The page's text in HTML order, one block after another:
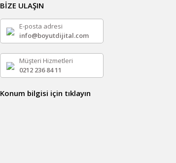
BİZE ULAŞIN
E-posta adresi
info@boyutdijital.com
Müşteri Hizmetleri
0212 236 84 11
Konum bilgisi için tıklayın